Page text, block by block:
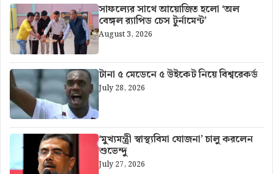
সাফল্যের সাথে আয়োজিত হলো ‘অল
বেঙ্গল র‍্যাপিড চেস টুর্নামেন্ট’
August 3, 2026
টানা ৫ মেডেনে ৫ উইকেট নিয়ে বিশ্বরেকর্ড
July 28, 2026
‘মুখ্যমন্ত্রী স্বাস্থ্যবিমা যোজনা’ চালু করলেন
শুভেন্দু
July 27, 2026